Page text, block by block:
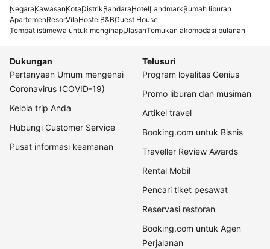
NegaraKawasanKotaDistrikBandaraHotelLandmarkRumah liburan
ApartemenResorVilaHostelB&BGuest House
Tempat istimewa untuk menginapUlasanTemukan akomodasi bulanan
Dukungan
Pertanyaan Umum mengenai
Coronavirus (COVID-19)
Kelola trip Anda
Hubungi Customer Service
Pusat informasi keamanan
Telusuri
Program loyalitas Genius
Promo liburan dan musiman
Artikel travel
Booking.com untuk Bisnis
Traveller Review Awards
Rental Mobil
Pencari tiket pesawat
Reservasi restoran
Booking.com untuk Agen
Perjalanan